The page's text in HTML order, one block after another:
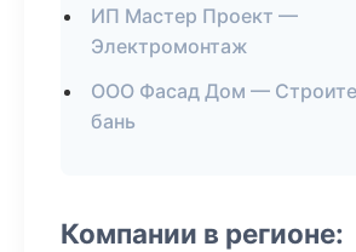
ИП Мастер Проект —
Электромонтаж
ООО Фасад Дом —
бань
Компании в регионе: